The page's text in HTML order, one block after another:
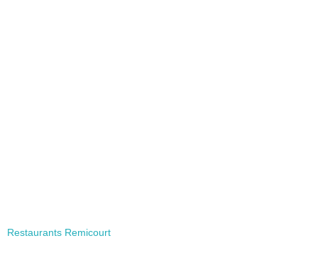
Restaurants Remicourt